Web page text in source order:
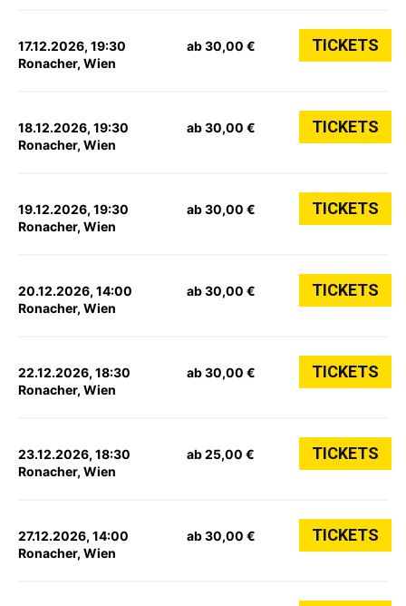
17.12.2026, 19:30
Ronacher, Wien
ab 30,00 € TICKETS
18.12.2026, 19:30
Ronacher, Wien
ab 30,00 € TICKETS
19.12.2026, 19:30
Ronacher, Wien
ab 30,00 € TICKETS
20.12.2026, 14:00
Ronacher, Wien
ab 30,00 € TICKETS
22.12.2026, 18:30
Ronacher, Wien
ab 30,00 € TICKETS
23.12.2026, 18:30
Ronacher, Wien
ab 25,00 € TICKETS
27.12.2026, 14:00
Ronacher, Wien
ab 30,00 € TICKETS